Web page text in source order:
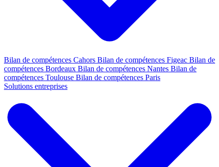
Bilan de compétences Cahors Bilan de compétences Figeac Bilan de
compétences Bordeaux Bilan de compétences Nantes Bilan de
compétences Toulouse Bilan de compétences Paris
Solutions entreprises